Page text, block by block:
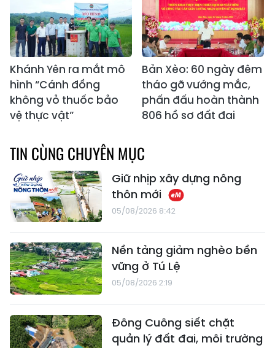
Khánh Yên ra mắt mô
hình “Cánh đồng
không vỏ thuốc bảo
vệ thực vật”
Bản Xèo: 60 ngày đêm
tháo gỡ vướng mắc,
phấn đấu hoàn thành
806 hồ sơ đất đai
TIN CÙNG CHUYÊN MỤC
Giữ nhịp xây dựng nông
thôn mới
05/08/2026 8:42
Nền tảng giảm nghèo bền
vững ở Tú Lệ
05/08/2026 2:19
Đông Cuông siết chặt
quản lý đất đai, môi trường